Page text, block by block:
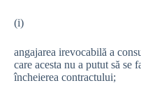
(i)
angajarea irevocabilă a
care acesta nu a putut să se
încheierea contractului;